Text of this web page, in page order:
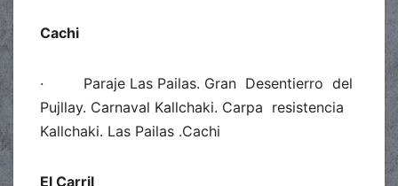
Cachi
· Paraje Las Pailas. Gran Desentierro del
Pujllay. Carnaval Kallchaki. Carpa resistencia
Kallchaki. Las Pailas .Cachi
El Carril